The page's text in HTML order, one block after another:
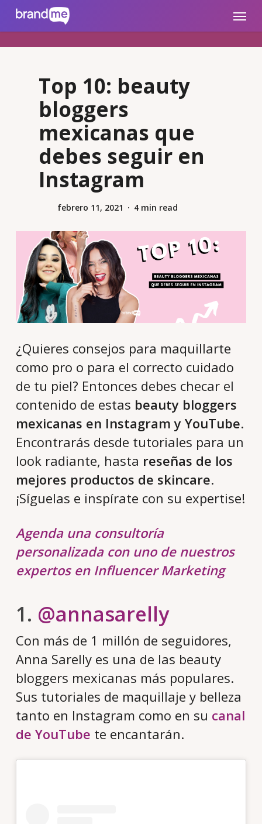
brandme.la Menu
Top 10: beauty
bloggers
mexicanas que
debes seguir en
Instagram
febrero 11, 2021 4 min read
¿Quieres consejos para maquillarte
como pro o para el correcto cuidado
de tu piel? Entonces debes checar el
contenido de estas beauty bloggers
mexicanas en Instagram y YouTube.
Encontrarás desde tutoriales para un
look radiante, hasta reseñas de los
mejores productos de skincare.
¡Síguelas e inspírate con su expertise!
Agenda una consultoría
personalizada con uno de nuestros
expertos en Influencer Marketing
1. @annasarelly
Con más de 1 millón de seguidores,
Anna Sarelly es una de las beauty
bloggers mexicanas más populares.
Sus tutoriales de maquillaje y belleza
tanto en Instagram como en su canal
de YouTube te encantarán.